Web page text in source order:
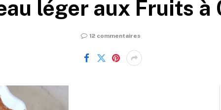
léger aux Fruits à
12 commentaires